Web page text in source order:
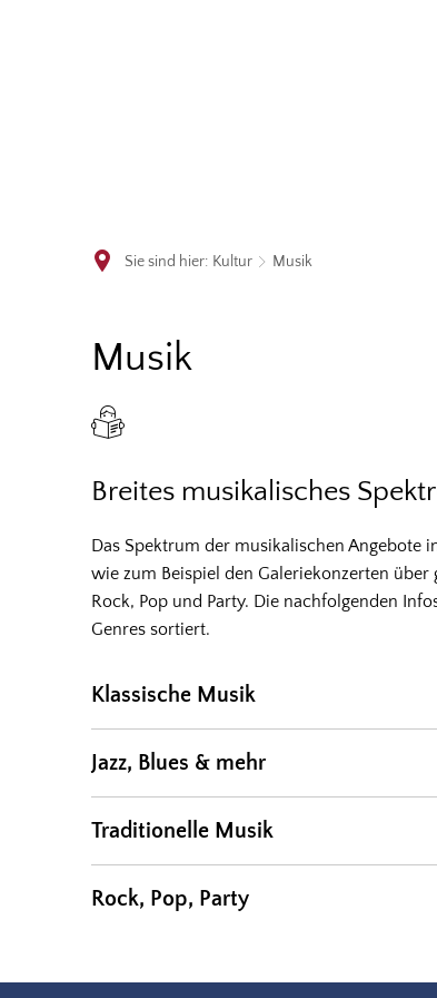
Sie sind hier: Kultur Musik
MusikMusik
Breites musikalisches
Das Spektrum der musikalischen Angebote
wie zum Beispiel den Galeriekonzerten
Rock, Pop und Party. Die nachfolgenden
Genres sortiert.
Klassische Musik
Jazz, Blues & mehr
Traditionelle Musik
Rock, Pop, Party